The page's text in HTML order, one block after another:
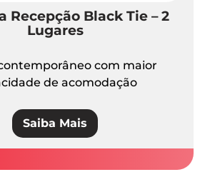
Recepção Black Tie – 2
Lugares
com maior
de acomodação
Saiba Mais